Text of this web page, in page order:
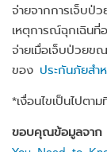
จ่ายจากการเจ็บป่
เหตุการณ์ฉุกเฉินที่
จ่ายเมื่อเจ็บป่วยข
ของ ประกันภัยสำ
*เงื่อนไขเป็นไปตา
ขอบคุณข้อมูลจาก